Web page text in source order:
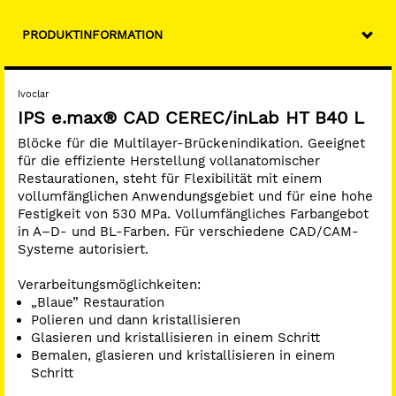
Implantatgetragene Hybrid-Versorgungen (Hybrid-
Veneers und okklusale Veneers
Inlays, Onlays, Teilkronen
Ausgezeichnete Ästhetik mit hoher Biegefestigkeit von
530 MPa
Breites Restaurationsspektrum für Ihre CAD/CAM
Anwendung chairside
Konventionelle, adhäsive oder selbstadhäsive
Befestigung
PRODUKTINFORMATION
Ivoclar
IPS e.max® CAD CEREC/inLab HT B40 L
Blöcke für die Multilayer-Brückenindikation. Geeignet
für die effiziente Herstellung vollanatomischer
Restaurationen, steht für Flexibilität mit einem
vollumfänglichen Anwendungsgebiet und für eine hohe
Festigkeit von 530 MPa. Vollumfängliches Farbangebot
in A–D- und BL-Farben. Für verschiedene CAD/CAM-
Systeme autorisiert.
Verarbeitungsmöglichkeiten:
„Blaue” Restauration
Polieren und dann kristallisieren
Glasieren und kristallisieren in einem Schritt
Bemalen, glasieren und kristallisieren in einem
Schritt